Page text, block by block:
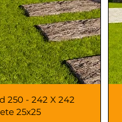
250 - 242 X 242
25x25